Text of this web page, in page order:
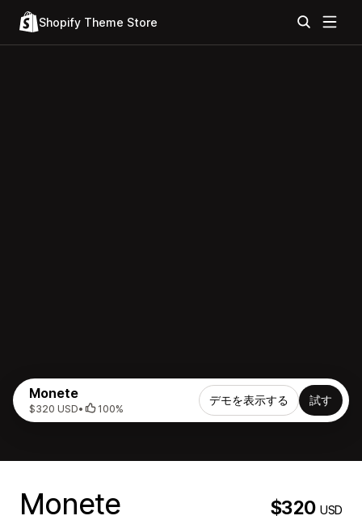
Shopify Theme Store
Monete
$320 USD• 100%
デモを表示する 試す
Monete $320USD